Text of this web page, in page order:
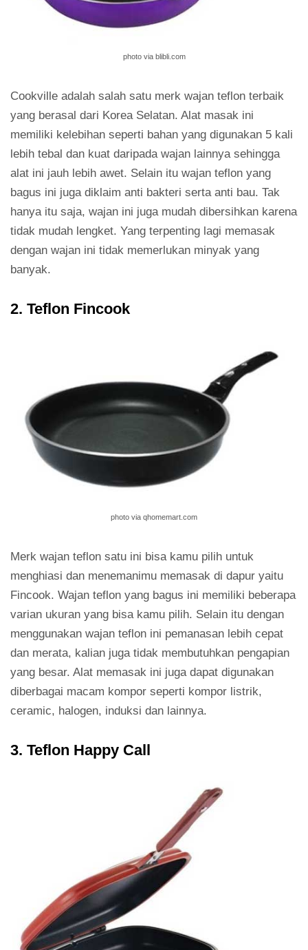
photo via blibli.com
Cookville adalah salah satu merk wajan teflon terbaik
yang berasal dari Korea Selatan. Alat masak ini
memiliki kelebihan seperti bahan yang digunakan 5 kali
lebih tebal dan kuat daripada wajan lainnya sehingga
alat ini jauh lebih awet. Selain itu wajan teflon yang
bagus ini juga diklaim anti bakteri serta anti bau. Tak
hanya itu saja, wajan ini juga mudah dibersihkan karena
tidak mudah lengket. Yang terpenting lagi memasak
dengan wajan ini tidak memerlukan minyak yang
banyak.
2. Teflon Fincook
photo via qhomemart.com
Merk wajan teflon satu ini bisa kamu pilih untuk
menghiasi dan menemanimu memasak di dapur yaitu
Fincook. Wajan teflon yang bagus ini memiliki beberapa
varian ukuran yang bisa kamu pilih. Selain itu dengan
menggunakan wajan teflon ini pemanasan lebih cepat
dan merata, kalian juga tidak membutuhkan pengapian
yang besar. Alat memasak ini juga dapat digunakan
diberbagai macam kompor seperti kompor listrik,
ceramic, halogen, induksi dan lainnya.
3. Teflon Happy Call